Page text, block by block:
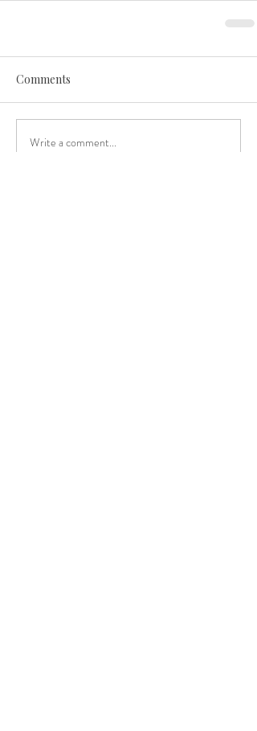
Comments
Write a comment...